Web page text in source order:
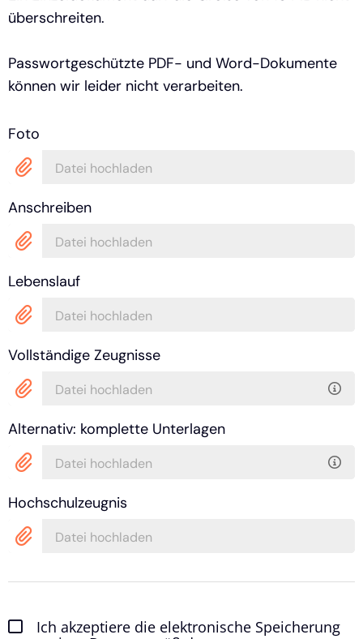
überschreiten.
Passwortgeschützte PDF- und Word-Dokumente
können wir leider nicht verarbeiten.
Foto
Datei hochladen
Anschreiben
Datei hochladen
Lebenslauf
Datei hochladen
Vollständige Zeugnisse
Datei hochladen
Alternativ: komplette Unterlagen
Datei hochladen
Hochschulzeugnis
Datei hochladen
Ich akzeptiere die elektronische Speicherung